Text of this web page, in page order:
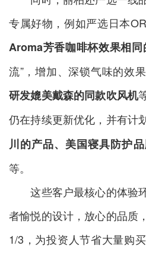
专属好物，例如严选日本
Aroma芳香咖啡杯效果相
流”，增加、深锁气味的效
研发媲美戴森的同款吹风机
仍在持续更新优化，并有计
川的产品、美国寝具防护
等。
这些客户最核心的体验
者愉悦的设计，放心的品质
1/3，为投资人节省大量购